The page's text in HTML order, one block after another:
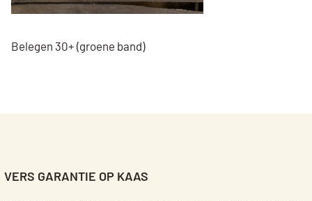
Belegen 30+ (groene band)
VERS GARANTIE OP KAAS